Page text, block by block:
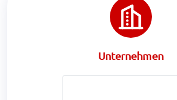
Unternehmen